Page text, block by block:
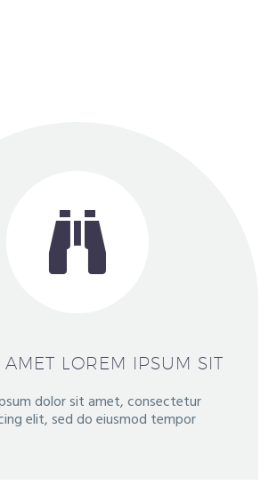


LOREM IPSUM SIT
dolor sit amet, consectetur
elit, sed do eiusmod tempor